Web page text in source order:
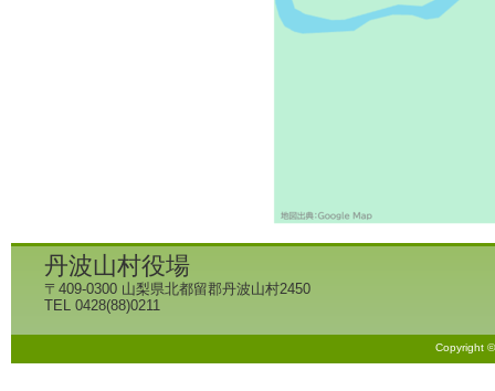
丹波山村役場
〒409-0300 山梨県北都留郡丹波山村2450
TEL 0428(88)0211
Copyright